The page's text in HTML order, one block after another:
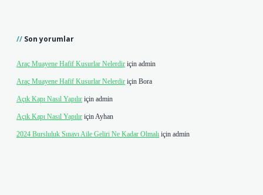
Son yorumlar
Araç Muayene Hafif Kusurlar Nelerdir için admin
Araç Muayene Hafif Kusurlar Nelerdir için Bora
Açık Kapı Nasıl Yapılır için admin
Açık Kapı Nasıl Yapılır içinAyhan
2024 Bursluluk Sınavı Aile Geliri Ne Kadar Olmalı için admin